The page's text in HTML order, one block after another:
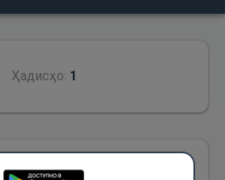
Ҳадисҳо: 1
Амр (р) ривоят аст, ки